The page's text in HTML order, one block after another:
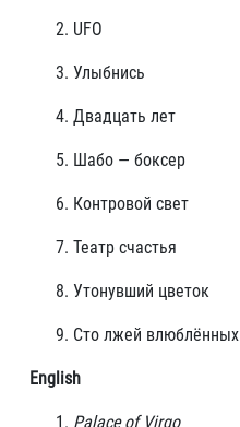
UFO
Улыбнись
Двадцать лет
Шабо — боксер
Контровой свет
Театр счастья
Утонувший цветок
Сто лжей влюблённых
English
Palace of Virgo